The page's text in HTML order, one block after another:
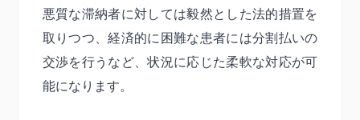
悪質な滞納者に対しては毅然とした法的措置を
取りつつ、経済的に困難な患者には分割払いの
交渉を行うなど、状況に応じた柔軟な対応が可
能になります。